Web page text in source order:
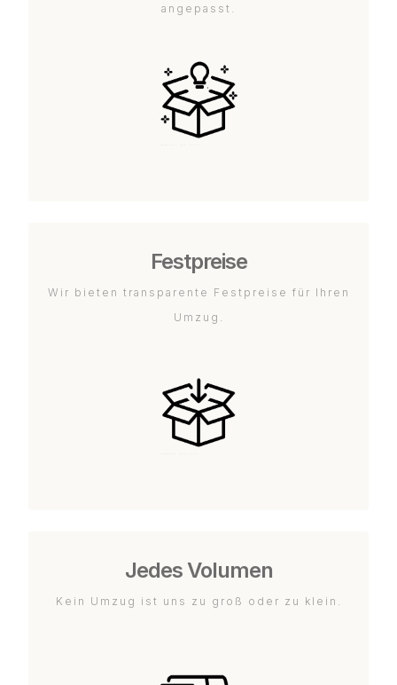
angepasst.
Festpreise
Wir bieten transparente Festpreise für Ihren
Umzug.
Jedes Volumen
Kein Umzug ist uns zu groß oder zu klein.